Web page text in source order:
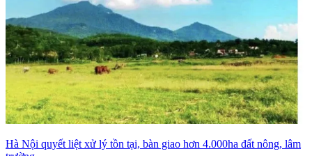
Hà Nội quyết liệt xử lý tồn tại, bàn giao hơn 4.000ha đất nông, lâm